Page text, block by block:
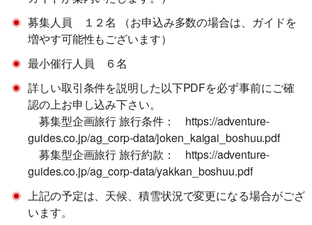
募集人員 １２名 （お申込み多数の場合は、ガイドを
増やす可能性もございます）
最小催行人員 ６名
詳しい取引条件を説明した以下PDFを必ず事前にご確
認の上お申し込み下さい。
募集型企画旅行 旅行条件： https://adventure-
guides.co.jp/ag_corp-data/joken_kaigai_boshuu.pdf
募集型企画旅行 旅行約款： https://adventure-
guides.co.jp/ag_corp-data/yakkan_boshuu.pdf
上記の予定は、天候、積雪状況で変更になる場合がござ
います。
総合旅行業務取扱管理者とは、お客様の旅行を
取扱う営業所での取引に関する責任者です。こ
の旅行契約に際し担当者からの説明に不明な点
があれば、ご遠慮なく下記に示す旅行業務取扱
管理者にお尋ねください。 総合旅行業務取扱
管理者 近藤謙司